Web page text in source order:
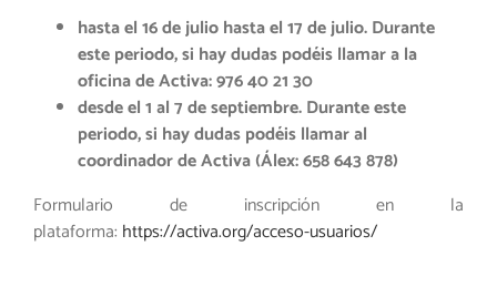
hasta el 16 de juliohasta el 17 de julio. Durante
este periodo, si hay dudas podéis llamar a la
oficina de Activa: 976 40 21 30
desde el 1 al 7 de septiembre. Durante este
periodo, si hay dudas podéis llamar al
coordinador de Activa (Álex: 658 643 878)
Formulario de inscripción en la
plataforma: https://activa.org/acceso-usuarios/